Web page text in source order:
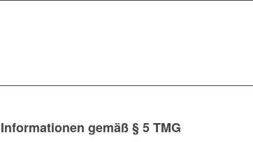
Informationen gemäß § 5 TMG